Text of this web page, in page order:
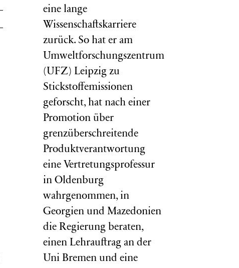
eine lange
Wissenschaftskarriere
zurück. So hat er am
Umweltforschungszentrum
(UFZ) Leipzig zu
Stickstoffemissionen
geforscht, hat nach einer
Promotion über
grenzüberschreitende
Produktverantwortung
eine Vertretungsprofessur
in Oldenburg
wahrgenommen, in
Georgien und Mazedonien
die Regierung beraten,
einen Lehrauftrag an der
Uni Bremen und eine